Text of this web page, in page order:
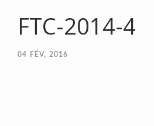
FTC-2014-4
04 FÉV, 2016